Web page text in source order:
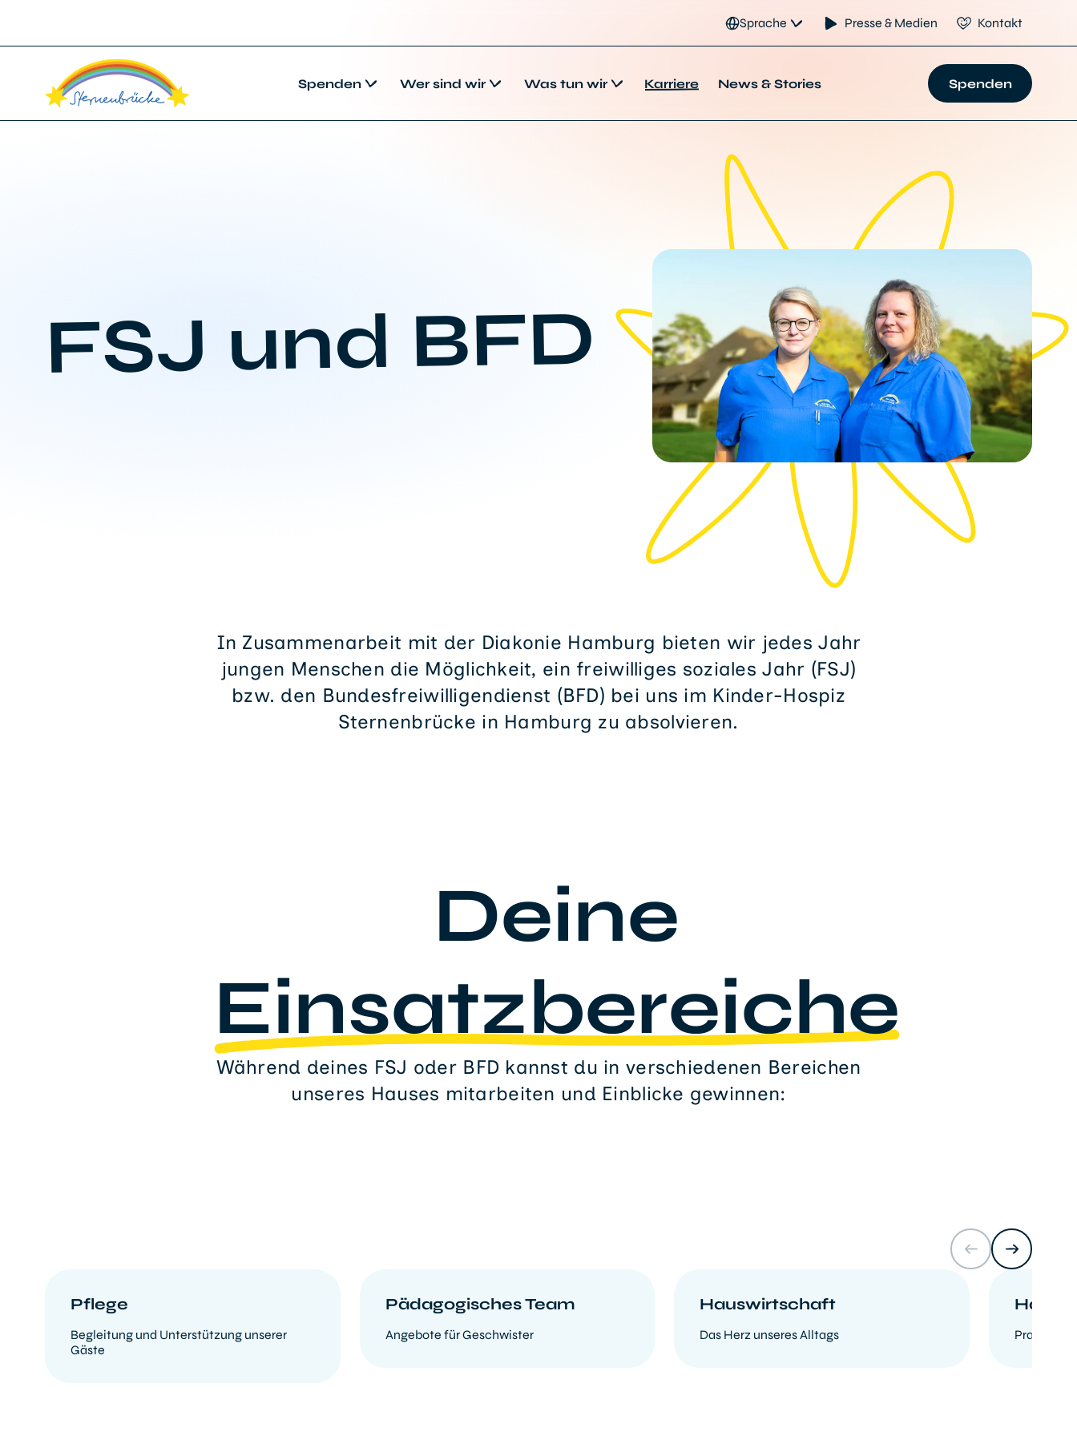
Sprache Presse & Medien Kontakt
Spenden Wer sind wir Was tun wir Karriere News & Stories Spenden
FSJ und BFD
In Zusammenarbeit mit der Diakonie Hamburg bieten wir jedes Jahr
jungen Menschen die Möglichkeit, ein freiwilliges soziales Jahr (FSJ)
bzw. den Bundesfreiwilligendienst (BFD) bei uns im Kinder-Hospiz
Sternenbrücke in Hamburg zu absolvieren.
Deine
Einsatzbereiche
Während deines FSJ oder BFD kannst du in verschiedenen Bereichen
unseres Hauses mitarbeiten und Einblicke gewinnen:
Pflege
Begleitung und Unterstützung unserer
Gäste
Pädagogisches Team
Angebote für Geschwister
Hauswirtschaft
Das Herz unseres Alltags